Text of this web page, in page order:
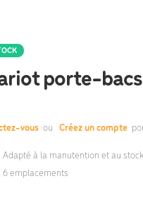
porte-bacs
vous ou Créez un compte
Adapté à la manutention et au
6 emplacements